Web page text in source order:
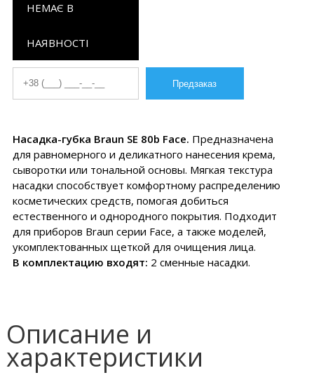
НЕМАЄ В
НАЯВНОСТІ
Насадка-губка Braun SE 80b Face. Предназначена
для равномерного и деликатного нанесения крема,
сыворотки или тональной основы. Мягкая текстура
насадки способствует комфортному распределению
косметических средств, помогая добиться
естественного и однородного покрытия. Подходит
для приборов Braun серии Face, а также моделей,
укомплектованных щеткой для очищения лица.
В комплектацию входят: 2 сменные насадки.
Описание и
характеристики